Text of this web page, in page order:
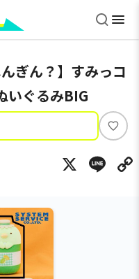
ぎん？】すみっコ
いぐるみBIG
い
ね
X